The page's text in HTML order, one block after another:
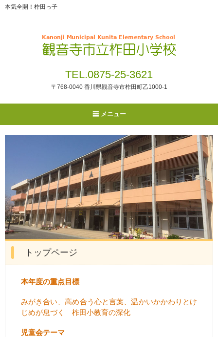
本気全開！柞田っ子
TEL.0875-25-3621
〒768-0040 香川県観音寺市柞田町乙1000-1
メニュー
トップページ
本年度の重点目標
みがき合い、高め合う心と言葉、温かいかかわりとけ
じめが息づく 柞田小教育の深化
児童会テーマ